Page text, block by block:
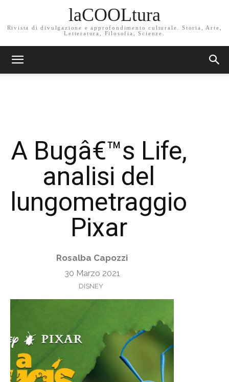
laCOOLtura
Rivista di divulgazione e approfondimento culturale. Storia, Arte,
Letteratura, Filosofia, Scienze.
A Bugâ€™s Life,
analisi del
lungometraggio
Pixar
Rosalba Capozzi
30 Marzo 2021
DISNEY